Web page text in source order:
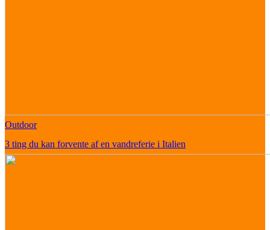
Outdoor
3 ting du kan forvente af en vandreferie i Italien